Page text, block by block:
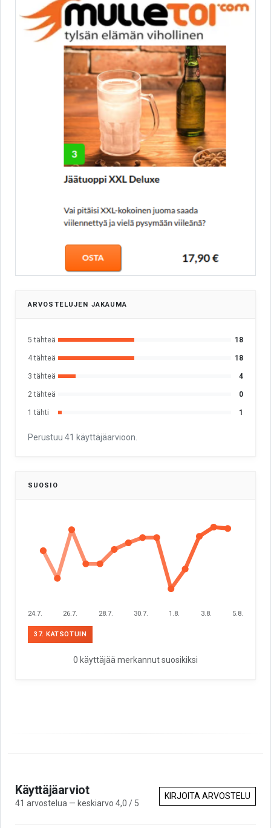
ARVOSTELUJEN JAKAUMA
5 tähteä 18
4 tähteä 18
3 tähteä 4
2 tähteä 0
1 tähti 1
Perustuu 41 käyttäjäarvioon.
SUOSIO
24.7. 26.7. 28.7. 30.7. 1.8. 3.8. 5.8.
37. KATSOTUIN
0 käyttäjää merkannut suosikiksi
Käyttäjäarviot
41 arvostelua — keskiarvo 4,0 / 5
KIRJOITA ARVOSTELU